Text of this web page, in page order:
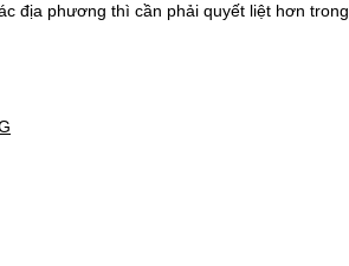
địa phương thì cần phải quyết liệt hơn trong